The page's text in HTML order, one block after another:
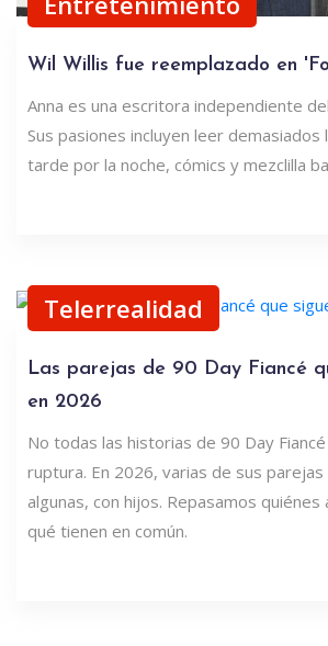
Wil Willis fue reemplazado en
Anna es una escritora independiente
Sus pasiones incluyen leer
tarde por la noche, cómics y mezclilla
Telerrealidad
Las parejas de 90 Day Fiancé
en 2026
No todas las historias de 90 Day
ruptura. En 2026, varias de sus parejas
algunas, con hijos. Repasamos
qué tienen en común.